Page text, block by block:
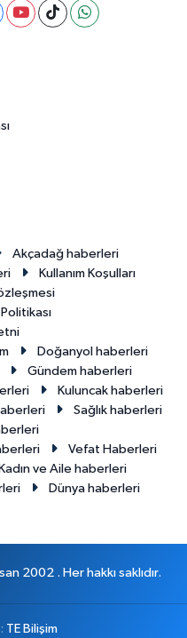
Akçadağ haberleri
Kullanım Koşulları
Doğanyol haberleri
Gündem haberleri
Kuluncak haberleri
Sağlık haberleri
Vefat Haberleri
Kadın ve Aile haberleri
Dünya haberleri
2002 . Her hakkı saklıdır.
TE Bilişim